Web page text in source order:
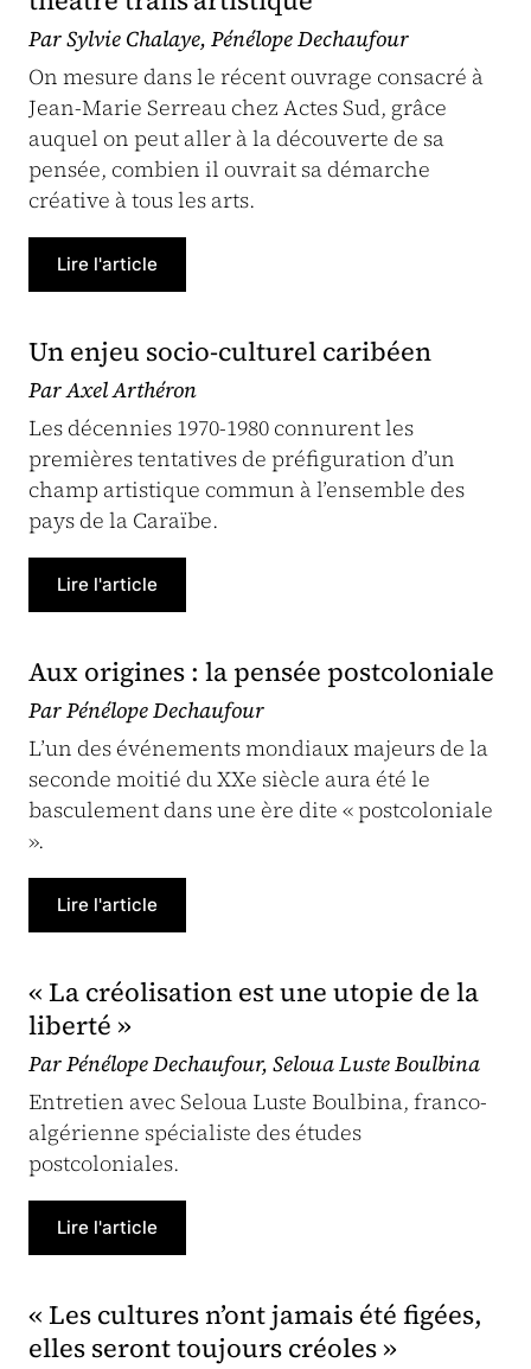
Par Sylvie Chalaye, Pénélope Dechaufour
On mesure dans le récent ouvrage consacré à
Jean-Marie Serreau chez Actes Sud, grâce
auquel on peut aller à la découverte de sa
pensée, combien il ouvrait sa démarche
créative à tous les arts.
Lire l'article
Un enjeu socio-culturel caribéen
Par Axel Arthéron
Les décennies 1970-1980 connurent les
premières tentatives de préfiguration d’un
champ artistique commun à l’ensemble des
pays de la Caraïbe.
Lire l'article
Aux origines : la pensée postcoloniale
Par Pénélope Dechaufour
L’un des événements mondiaux majeurs de la
seconde moitié du XXe siècle aura été le
basculement dans une ère dite « postcoloniale
».
Lire l'article
« La créolisation est une utopie de la
liberté »
Par Pénélope Dechaufour, Seloua Luste Boulbina
Entretien avec Seloua Luste Boulbina, franco-
algérienne spécialiste des études
postcoloniales.
Lire l'article
« Les cultures n’ont jamais été figées,
elles seront toujours créoles »